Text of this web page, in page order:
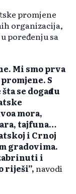
promjene
organizacija,
poređenju sa
Mi smo prva
S
se događa u
mora,
tajfuna…
i Crnoj
gradovima.
i
riješi”,navodi